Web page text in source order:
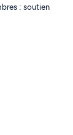
: soutien